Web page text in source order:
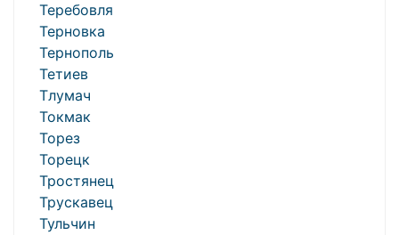
Теребовля
Терновка
Тернополь
Тетиев
Тлумач
Токмак
Торез
Торецк
Тростянец
Трускавец
Тульчин